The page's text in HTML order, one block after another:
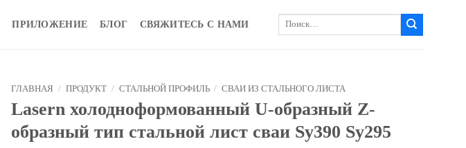
ПРИЛОЖЕНИЕ БЛОГ СВЯЖИТЕСЬ С НАМИ
Искать:
ГЛАВНАЯ / ПРОДУКТ / СТАЛЬНОЙ ПРОФИЛЬ / СВАИ ИЗ СТАЛЬНОГО ЛИСТА
Lasern холодноформованный U-образный Z-
образный тип стальной лист сваи Sy390 Sy295